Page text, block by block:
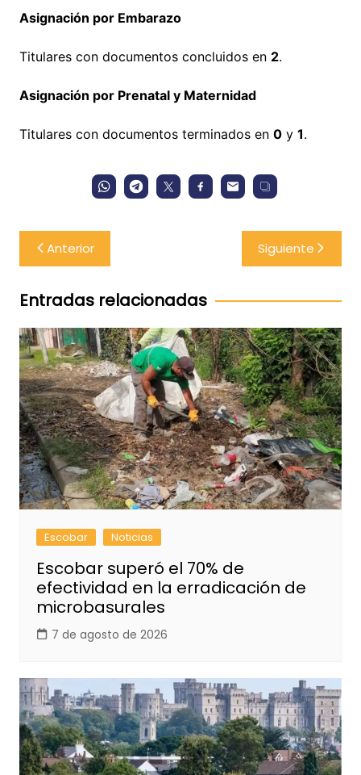
Asignación por Embarazo
Titulares con documentos concluidos en 2.
Asignación por Prenatal y Maternidad
Titulares con documentos terminados en 0y 1.
Navegación
de
entradas
Anterior Siguiente
Entradas relacionadas
Escobar Noticias
Escobar superó el 70% de
efectividad en la erradicación de
microbasurales
7 de agosto de 2026